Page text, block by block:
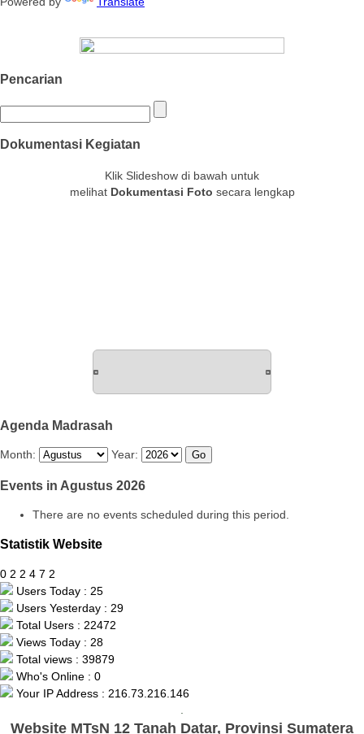
Pencarian
Dokumentasi Kegiatan
Klik Slideshow di bawah untuk
melihat Dokumentasi Foto secara lengkap
Agenda Madrasah
Month: Year:
Events in Agustus 2026
There are no events scheduled during this period.
Statistik Website
0 2 2 4 7 2
Users Today : 25
Users Yesterday : 29
Total Users : 22472
Views Today : 28
Total views : 39879
Who's Online : 0
Your IP Address : 216.73.216.146
Website MTsN 12 Tanah Datar, Provinsi Sumatera